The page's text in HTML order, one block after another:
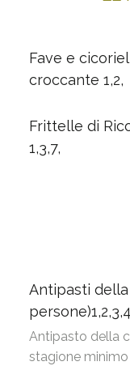
Fave e
croccante 1,2,
Frittelle di
1,3,7,
Antipasti
Antipasto della
stagione